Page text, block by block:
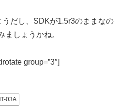
だし、SDKが1.5r3のままなの
ましょうかね。
group=”3″]
03A